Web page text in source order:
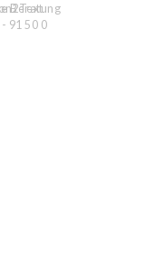
Beratung
91 50 0